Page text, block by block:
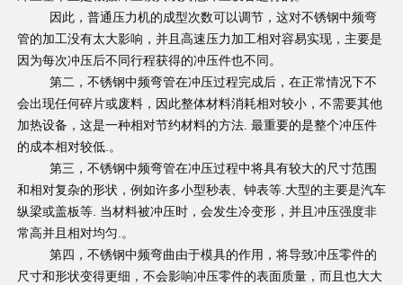
因此，普通压力机的成型次数可以调节，这对不锈钢中频弯
管的加工没有太大影响，并且高速压力加工相对容易实现，主要是
因为每次冲压后不同行程获得的冲压件也不同。
第二，不锈钢中频弯管在冲压过程完成后，在正常情况下不
会出现任何碎片或废料，因此整体材料消耗相对较小，不需要其他
加热设备，这是一种相对节约材料的方法. 最重要的是整个冲压件
的成本相对较低.。
第三，不锈钢中频弯管在冲压过程中将具有较大的尺寸范围
和相对复杂的形状，例如许多小型秒表、钟表等.大型的主要是汽车
纵梁或盖板等. 当材料被冲压时，会发生冷变形，并且冲压强度非
常高并且相对均匀.。
第四，不锈钢中频弯曲由于模具的作用，将导致冲压零件的
尺寸和形状变得更细，不会影响冲压零件的表面质量，而且也大大